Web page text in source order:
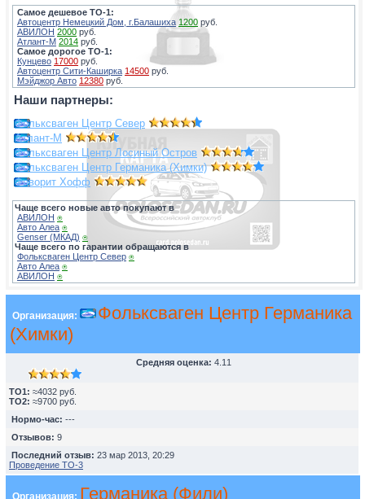
Самое дешевое ТО-1:
Автоцентр Немецкий Дом, г.Балашиха 1200 руб.
АВИЛОН 2000 руб.
Атлант-М 2014 руб.
Самое дорогое ТО-1:
Кунцево 17000 руб.
Автоцентр Сити-Каширка 14500 руб.
Мэйджор Авто 12380 руб.
Наши партнеры:
Фольксваген Центр Север
Атлант-М
Фольксваген Центр Лосиный Остров
Фольксваген Центр Германика (Химки)
Фаворит Хофф
Чаще всего новые авто покупают в
АВИЛОН ⍟
Авто Алеа ⍟
Genser (МКАД) ⍟
Чаще всего по гарантии обращаются в
Фольксваген Центр Север ⍟
Авто Алеа ⍟
АВИЛОН ⍟
Организация:
Фольксваген Центр Германика
(Химки)
Средняя оценка: 4.11
TO1: ≈4032 руб.
TO2: ≈9700 руб.
Нормо-час: ---
Отзывов: 9
Последний отзыв: 23 мар 2013, 20:29
Проведение ТО-3
Организация: Германика (Фили)